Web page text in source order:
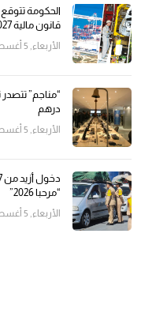
قانون مالية 2027
الأربعاء, 5 أغسطس 2026, 19:21
درهم
الأربعاء, 5 أغسطس 2026, 17:45
“مرحبا 2026”
الأربعاء, 5 أغسطس 2026, 16:30